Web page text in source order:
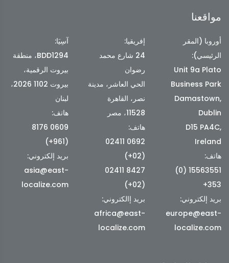
مواقعنا
أوروبا (المقر
الرئيسي):
Unit 9a Plato
Business Park
Damastown,
Dublin
D15 PA4C,
Ireland
هاتف:
15563551 (0)
353+
بريد إلكتروني:
europe@east-
localize.com
إفريقيا:
24 شارع محمد
رضوان
الحي العاشر، مدينة
نصر، القاهرة
11528، مصر
هاتف:
0692 02411
(02+)
8427 02411
(02+)
بريد إالكتروني:
africa@east-
localize.com
آسِيَا:
BDD1294، منطقة
بيروت الرقمية،
بيروت 1102 2026،
لبنان
هاتف:
0609 8176
(961+)
بريد إلكتروني:
asia@east-
localize.com